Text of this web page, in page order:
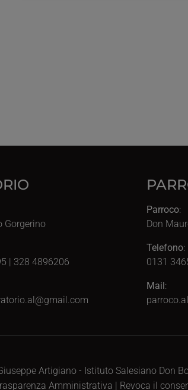
Gorgerino
| 328 4896206
Parroco:
Don
Telefono:
0131
Mail :
Artigiano - Istituto Salesiano Don
Amministrativa | Revoca il